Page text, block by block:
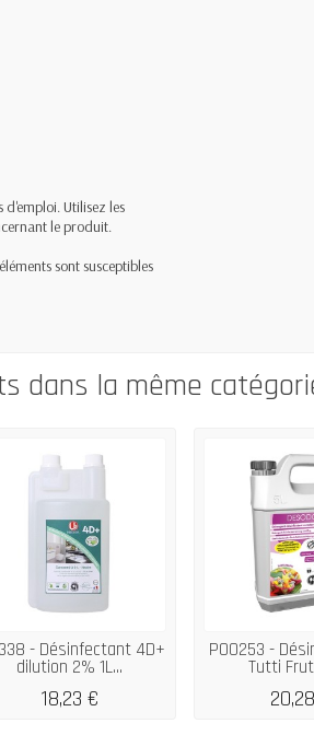
d'emploi. Utilisez les
le produit.
sont susceptibles
dans la même
- Désinfectant 4D+
dilution 2% 1L...
18,23 €
P00253 -
Tutti